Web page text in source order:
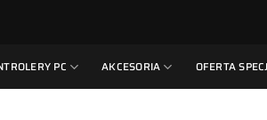
PC AKCESORIA OFERTA